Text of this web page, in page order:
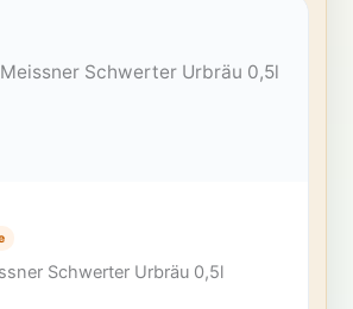
Schwerter Urbräu 0,5l